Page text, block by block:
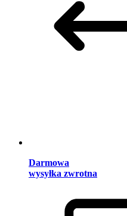
Darmowa
wysyłka zwrotna